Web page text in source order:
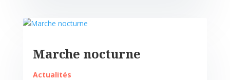
Marche nocturne
Actualités